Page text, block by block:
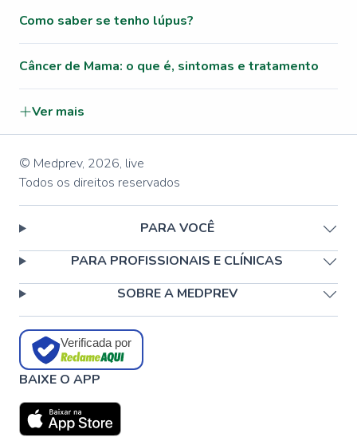
Como saber se tenho lúpus?
Câncer de Mama: o que é, sintomas e tratamento
Ver mais
© Medprev, 2026, live
Todos os direitos reservados
PARA VOCÊ
PARA PROFISSIONAIS E CLÍNICAS
SOBRE A MEDPREV
Verificada por
BAIXE O APP